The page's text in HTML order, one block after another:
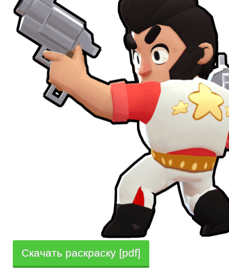
Скачать раскраску [pdf]